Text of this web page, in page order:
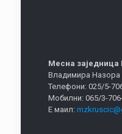
Месна заједница
Владимира Назора
Телефони: 025/5-
Мобилни: 065/3-
Е маил: